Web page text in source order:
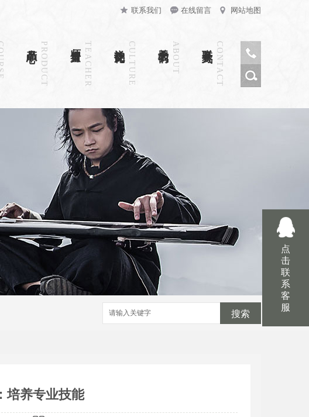
联系我们 在线留言 网站地图
PRODUCT TEACHER CULTURE ABOUT CONTACT
搜索
培养专业技能
点
击
联
系
客
服